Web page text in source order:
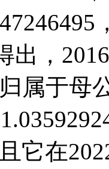
出，
属于母
它在